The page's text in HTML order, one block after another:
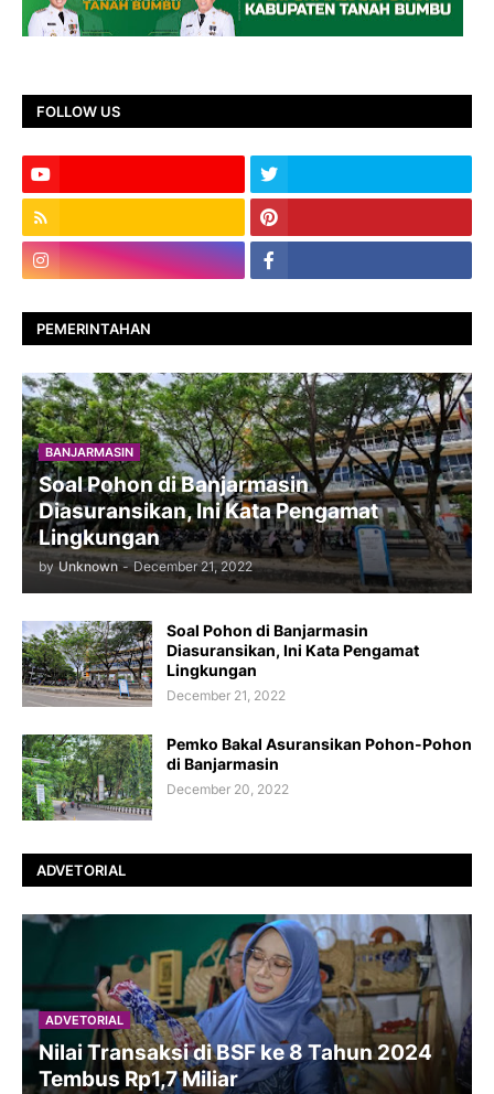
FOLLOW US
PEMERINTAHAN
BANJARMASIN
Soal Pohon di Banjarmasin
Diasuransikan, Ini Kata Pengamat
Lingkungan
by Unknown - December 21, 2022
Soal Pohon di Banjarmasin
Diasuransikan, Ini Kata Pengamat
Lingkungan
December 21, 2022
Pemko Bakal Asuransikan Pohon-Pohon
di Banjarmasin
December 20, 2022
ADVETORIAL
ADVETORIAL
Nilai Transaksi di BSF ke 8 Tahun 2024
Tembus Rp1,7 Miliar